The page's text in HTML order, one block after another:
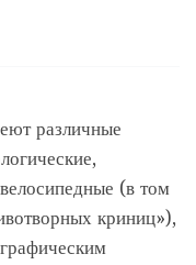
различные
(в том
криниц»),